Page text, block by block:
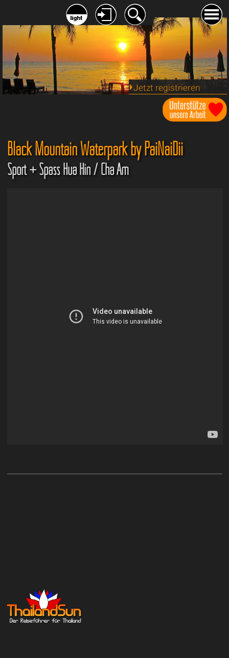
Jetzt registrieren
Black Mountain Waterpark by PaiNaiDii
Sport + Spass Hua Hin / Cha Am